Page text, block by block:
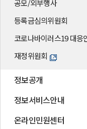
공모/외부행사
등록금심의위원회
코로나바이러스19 대응
재정위원회
정보공개
정보서비스안내
온라인민원센터